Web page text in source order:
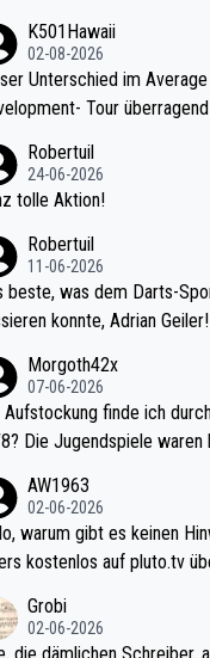
K501Hawaii
02-08-2026
Unterschied im Average ist echt
Tour überragend
recht. Da gewinnst keinen Blumentopf - ist ja n
Pokalspiel eines Kreisligisten vs einem Bu
Robertuil
24-06-2026
tolle Aktion!
Robertuil
11-06-2026
beste, was dem Darts-
konnte, Adrian
Morgoth42x
07-06-2026
Aufstockung finde ich
durchaus sehr kur
Somit ändert die
nichts. Ich denke sie wollen damit für nächste
wenig WDF Turniere
Jahr der Fall. Er
AW1963
02-06-2026
Nordic Darts M
kostenlos auf pluto.tv
Grobi
02-06-2026